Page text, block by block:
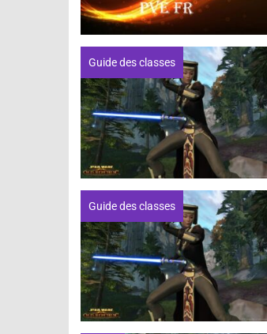
Guide des classes
Guide des classes